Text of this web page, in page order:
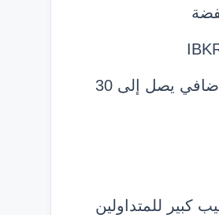
حماية قوية للأموال تشمل SIPC حتى 500,000 دولار مع تأمين إضافي يصل إلى 30
كبير للمتداولين